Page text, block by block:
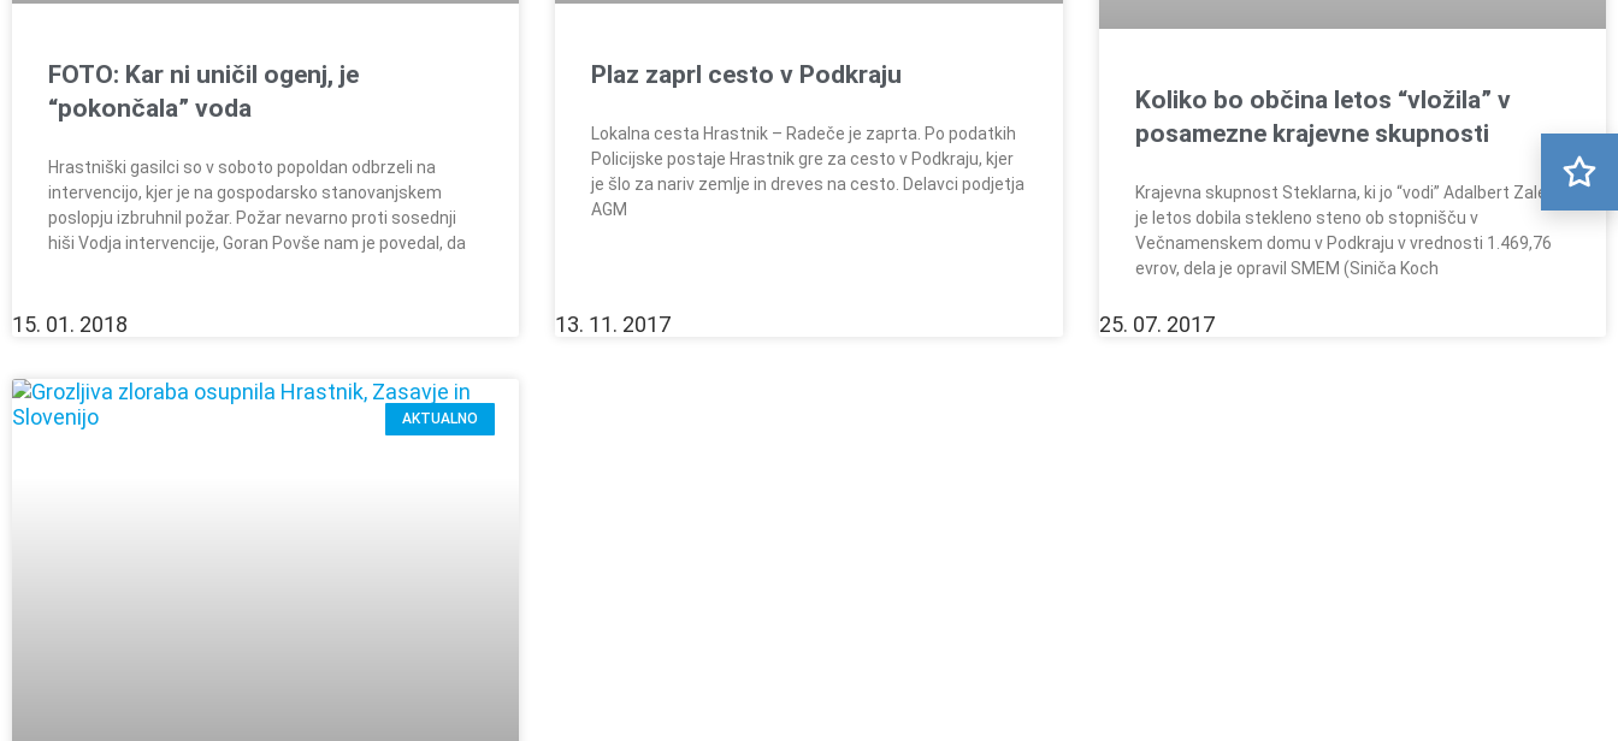
FOTO: Kar ni uničil ogenj, je
“pokončala” voda
Hrastniški gasilci so v soboto popoldan odbrzeli na
intervencijo, kjer je na gospodarsko stanovanjskem
poslopju izbruhnil požar. Požar nevarno proti sosednji
hiši Vodja intervencije, Goran Povše nam je povedal, da
15. 01. 2018
Plaz zaprl cesto v Podkraju
Lokalna cesta Hrastnik – Radeče je zaprta. Po podatkih
Policijske postaje Hrastnik gre za cesto v Podkraju, kjer
je šlo za nariv zemlje in dreves na cesto. Delavci podjetja
AGM
13. 11. 2017
Koliko bo občina letos “vložila” v
posamezne krajevne skupnosti
Krajevna skupnost Steklarna, ki jo “vodi” Adalbert Zaletel
je letos dobila stekleno steno ob stopnišču v
Večnamenskem domu v Podkraju v vrednosti 1.469,76
evrov, dela je opravil SMEM (Siniča Koch
25. 07. 2017
AKTUALNO